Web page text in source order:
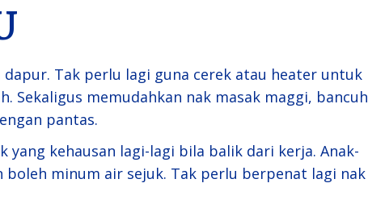
Tak perlu lagi guna cerek atau heater untuk
Sekaligus memudahkan nak masak maggi, bancuh
pantas.
yang kehausan lagi-lagi bila balik dari kerja. Anak-
boleh minum air sejuk. Tak perlu berpenat lagi nak